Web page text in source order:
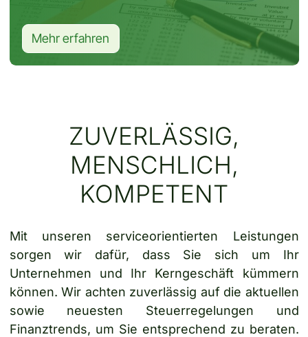
Mehr erfahren
ZUVERLÄSSIG,
MENSCHLICH,
KOMPETENT
Mit unseren serviceorientierten Leistungen
sorgen wir dafür, dass Sie sich um Ihr
Unternehmen und Ihr Kerngeschäft kümmern
können. Wir achten zuverlässig auf die aktuellen
sowie neuesten Steuerregelungen und
Finanztrends, um Sie entsprechend zu beraten.